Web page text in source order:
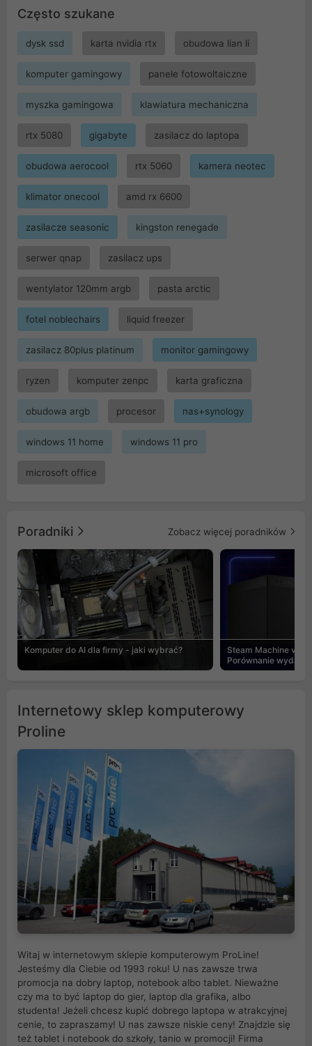
Często szukane
dysk ssd karta nvidia rtx obudowa lian li
komputer gamingowy panele fotowoltaiczne
myszka gamingowa klawiatura mechaniczna
rtx 5080 gigabyte zasilacz do laptopa
obudowa aerocool rtx 5060 kamera neotec
klimator onecool amd rx 6600
zasilacze seasonic kingston renegade
serwer qnap zasilacz ups
wentylator 120mm argb pasta arctic
fotel noblechairs liquid freezer
zasilacz 80plus platinum monitor gamingowy
ryzen komputer zenpc karta graficzna
obudowa argb procesor nas+synology
windows 11 home windows 11 pro
microsoft office
Poradniki Zobacz więcej poradników
Komputer do AI dla firmy - jaki wybrać?
Steam Machine vs
Porównanie
Internetowy sklep komputerowy
Proline
Witaj w internetowym sklepie komputerowym ProLine!
Jesteśmy dla Ciebie od 1993 roku! U nas zawsze trwa
promocja na dobry laptop, notebook albo tablet. Nieważne
czy ma to być laptop do gier, laptop dla grafika, albo
studenta! Jeżeli chcesz kupić dobrego laptopa w atrakcyjnej
cenie, to zapraszamy! U nas zawsze niskie ceny! Znajdzie się
też tablet i notebook do szkoły, tanio w promocji! Firma